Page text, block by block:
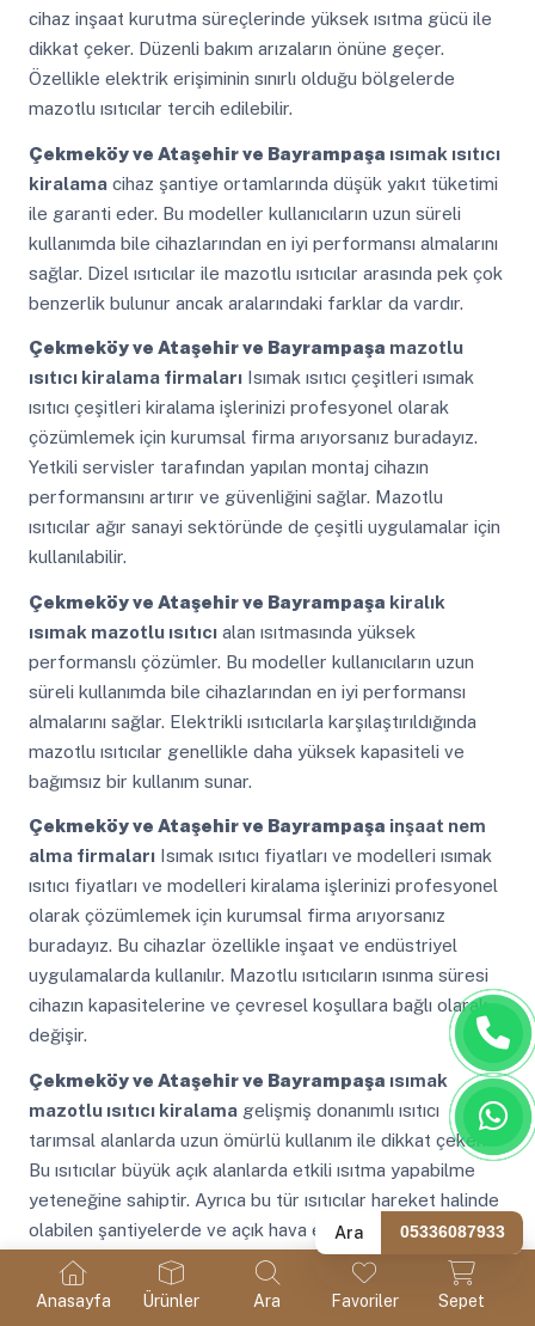
Anasayfa Ürünler Ara Favoriler Sepet
cihaz inşaat kurutma süreçlerinde yüksek ısıtma gücü ile
dikkat çeker. Düzenli bakım arızaların önüne geçer.
Özellikle elektrik erişiminin sınırlı olduğu bölgelerde
mazotlu ısıtıcılar tercih edilebilir.
Çekmeköy ve Ataşehir ve Bayrampaşa ısımak ısıtıcı
kiralamacihaz şantiye ortamlarında düşük yakıt tüketimi
ile garanti eder. Bu modeller kullanıcıların uzun süreli
kullanımda bile cihazlarından en iyi performansı almalarını
sağlar. Dizel ısıtıcılar ile mazotlu ısıtıcılar arasında pek çok
benzerlik bulunur ancak aralarındaki farklar da vardır.
Çekmeköy ve Ataşehir ve Bayrampaşa mazotlu
ısıtıcı kiralama firmalarıIsımak ısıtıcı çeşitleri ısımak
ısıtıcı çeşitleri kiralama işlerinizi profesyonel olarak
çözümlemek için kurumsal firma arıyorsanız buradayız.
Yetkili servisler tarafından yapılan montaj cihazın
performansını artırır ve güvenliğini sağlar. Mazotlu
ısıtıcılar ağır sanayi sektöründe de çeşitli uygulamalar için
kullanılabilir.
Çekmeköy ve Ataşehir ve Bayrampaşa kiralık
ısımak mazotlu ısıtıcıalan ısıtmasında yüksek
performanslı çözümler. Bu modeller kullanıcıların uzun
süreli kullanımda bile cihazlarından en iyi performansı
almalarını sağlar. Elektrikli ısıtıcılarla karşılaştırıldığında
mazotlu ısıtıcılar genellikle daha yüksek kapasiteli ve
bağımsız bir kullanım sunar.
Çekmeköy ve Ataşehir ve Bayrampaşa inşaat nem
alma firmalarıIsımak ısıtıcı fiyatları ve modelleri ısımak
ısıtıcı fiyatları ve modelleri kiralama işlerinizi profesyonel
olarak çözümlemek için kurumsal firma arıyorsanız
buradayız. Bu cihazlar özellikle inşaat ve endüstriyel
uygulamalarda kullanılır. Mazotlu ısıtıcıların ısınma süresi
cihazın kapasitelerine ve çevresel koşullara bağlı olarak
değişir.
Çekmeköy ve Ataşehir ve Bayrampaşa ısımak
mazotlu ısıtıcı kiralamagelişmiş donanımlı ısıtıcı
tarımsal alanlarda uzun ömürlü kullanım ile dikkat çeker.
Bu ısıtıcılar büyük açık alanlarda etkili ısıtma yapabilme
yeteneğine sahiptir. Ayrıca bu tür ısıtıcılar hareket halinde
olabilen şantiyelerde ve açık hava etkinliklerinde büyük
kolaylık sağlar.
Çekmeköy ve Ataşehir ve Bayrampaşamazotlu
Ara 05336087933